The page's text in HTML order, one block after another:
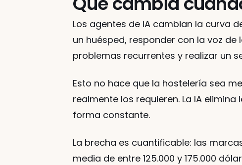
Los agentes de IA cambian la curva
un huésped, responder con la voz
problemas recurrentes y realizar un
Esto no hace que la hostelería sea
realmente los requieren. La IA
forma constante.
La brecha es cuantificable: las
media de entre 125.000 y 175.000